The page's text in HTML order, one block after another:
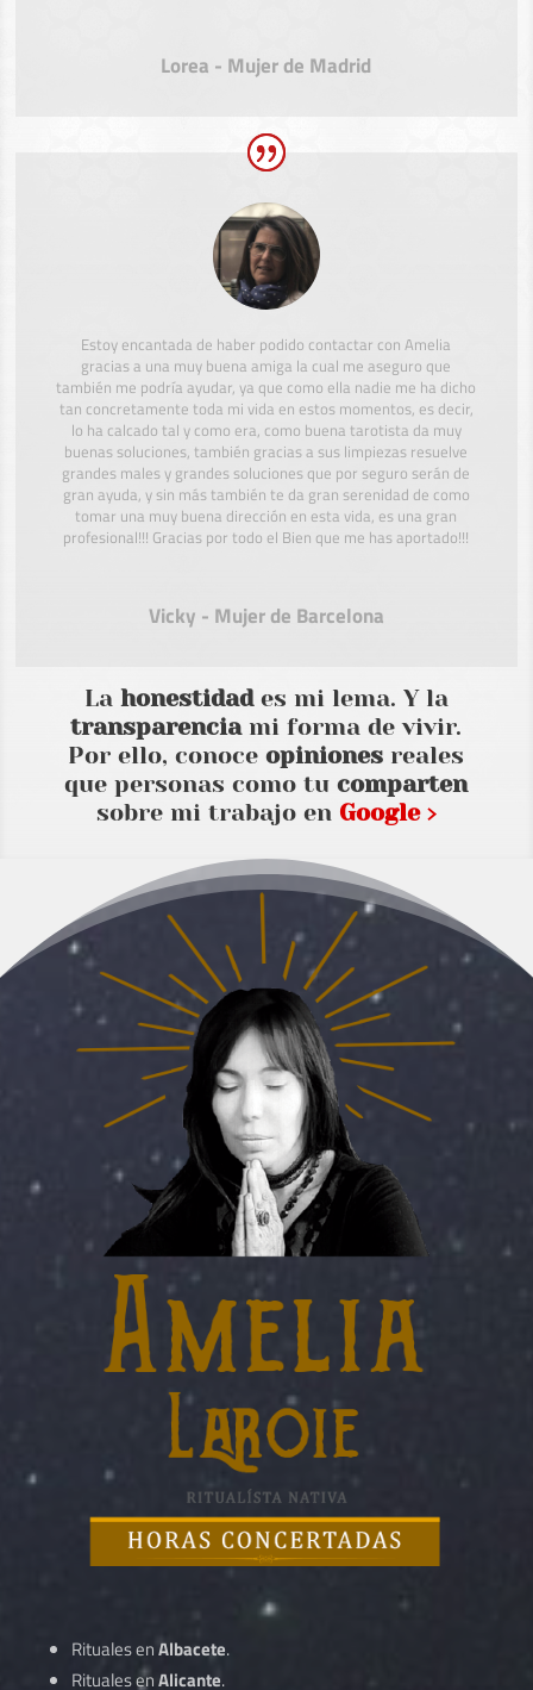
Lorea - Mujer de Madrid
Estoy encantada de haber podido contactar con Amelia
gracias a una muy buena amiga la cual me aseguro que
también me podría ayudar, ya que como ella nadie me ha dicho
tan concretamente toda mi vida en estos momentos, es decir,
lo ha calcado tal y como era, como buena tarotista da muy
buenas soluciones, también gracias a sus limpiezas resuelve
grandes males y grandes soluciones que por seguro serán de
gran ayuda, y sin más también te da gran serenidad de como
tomar una muy buena dirección en esta vida, es una gran
profesional!!! Gracias por todo el Bien que me has aportado!!!
Vicky - Mujer de Barcelona
La honestidades mi lema. Y la
transparenciami forma de vivir.
Por ello, conoceopiniones reales
que personas como tucomparten
sobre mi trabajo en Google ›
Rituales enAlbacete.
Rituales enAlicante.